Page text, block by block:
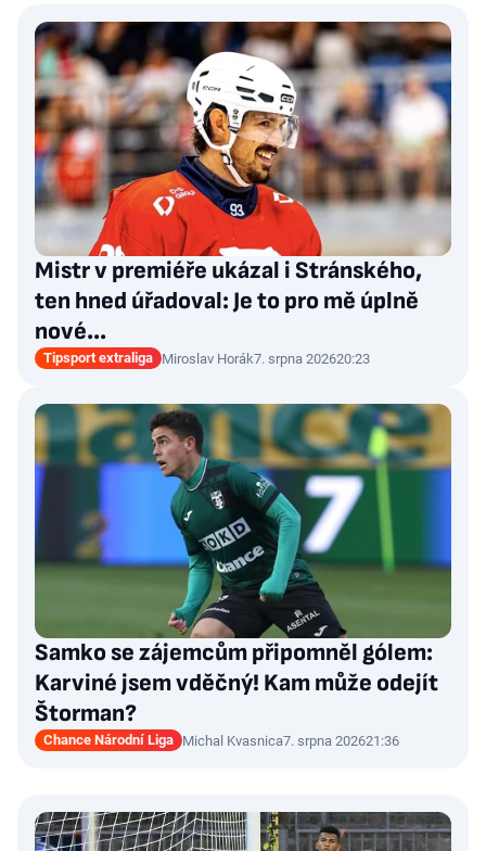
Mistr v premiéře ukázal i Stránského,
ten hned úřadoval: Je to pro mě úplně
nové…
Tipsport extraliga Miroslav Horák7. srpna 202620:23
Samko se zájemcům připomněl gólem:
Karviné jsem vděčný! Kam může odejít
Štorman?
Chance Národní Liga Michal Kvasnica7. srpna 202621:36